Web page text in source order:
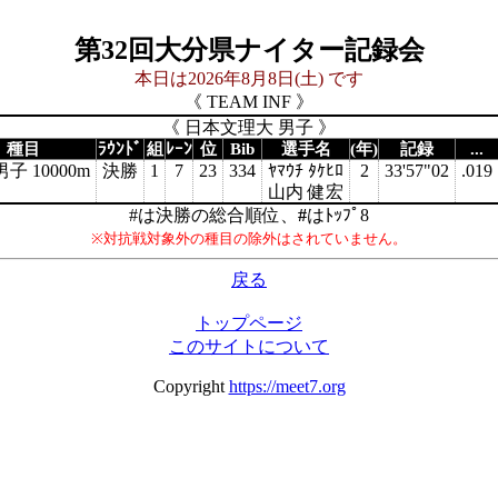
第32回大分県ナイター記録会
本日は2026年8月8日(土) です
《 TEAM INF 》
《 日本文理大 男子 》
種目 ﾗｳﾝﾄﾞ 組 ﾚｰﾝ 位 Bib 選手名 (年) 記録 ...
子 10000m 決勝 1 7 23 334
ﾔﾏｳﾁ ﾀｹﾋﾛ
山内 健宏
2 33'57"02 .019
#は決勝の総合順位、 #はﾄｯﾌﾟ8
※対抗戦対象外の種目の除外はされていません。
戻る
トップページ
このサイトについて
Copyright https://meet7.org